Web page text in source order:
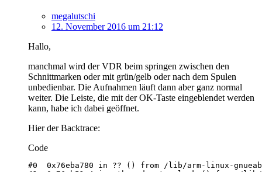
megalutschi
12. November 2016 um 21:12
Hallo,
manchmal wird der VDR beim springen zwischen den
Schnittmarken oder mit grün/gelb oder nach dem Spulen
unbedienbar. Die Aufnahmen läuft dann aber ganz normal
weiter. Die Leiste, die mit der OK-Taste eingeblendet werden
kann, habe ich dabei geöffnet.
Hier der Backtrace:
Code